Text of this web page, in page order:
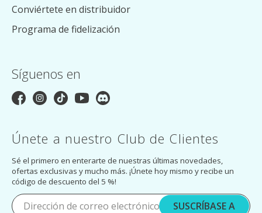
Conviértete en distribuidor
Programa de fidelización
Síguenos en
Únete a nuestro Club de Clientes
Sé el primero en enterarte de nuestras últimas novedades,
ofertas exclusivas y mucho más. ¡Únete hoy mismo y recibe un
código de descuento del 5 %!
SUSCRÍBASE A